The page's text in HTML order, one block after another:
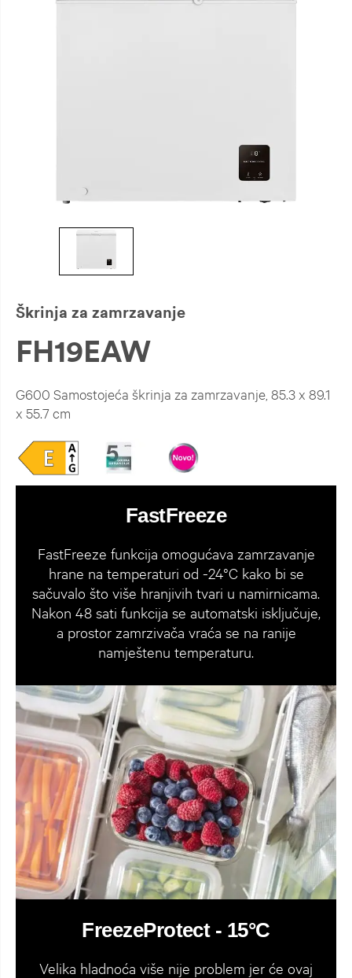
Škrinja za zamrzavanje
FH19EAW
G600 Samostojeća škrinja za zamrzavanje, 85.3 x 89.1
x 55.7 cm
FastFreeze
FastFreeze funkcija omogućava zamrzavanje
hrane na temperaturi od -24°C kako bi se
sačuvalo što više hranjivih tvari u namirnicama.
Nakon 48 sati funkcija se automatski isključuje,
a prostor zamrzivača vraća se na ranije
namještenu temperaturu.
FreezeProtect - 15°C
Velika hladnoća više nije problem jer će ovaj